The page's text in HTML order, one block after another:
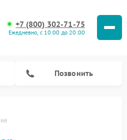
+7 (800) 302-71-75
Ежедневно, с 10:00 до 20:00
Позвонить